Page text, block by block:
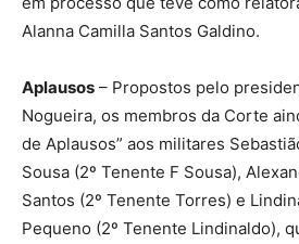
Alanna Camilla Santos Galdino.
Aplausos – Propostos pelo
Nogueira, os membros da Corte
de Aplausos” aos militares
Sousa (2º Tenente F Sousa),
Santos (2º Tenente Torres) e
Pequeno (2º Tenente Lindinaldo),